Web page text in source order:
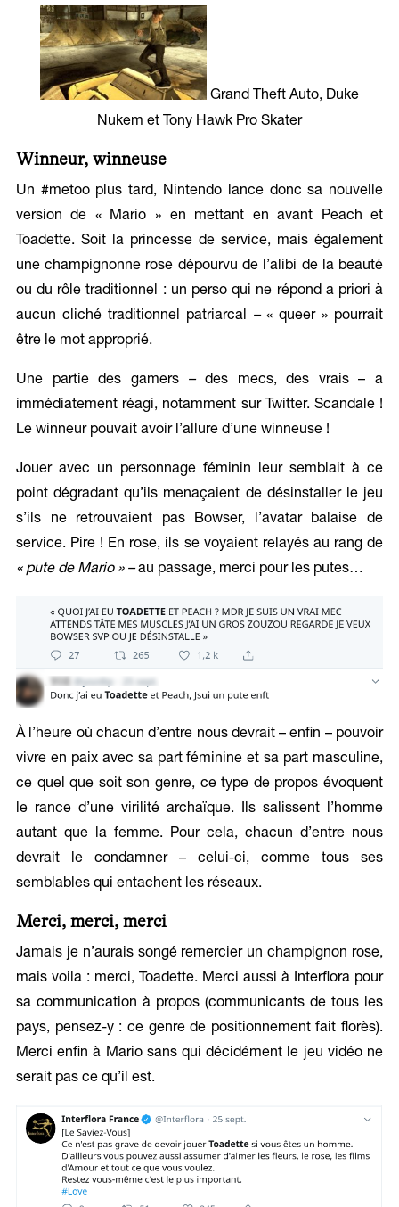
Grand Theft Auto, Duke
Nukem et Tony Hawk Pro Skater
Winneur, winneuse
Un #metoo plus tard, Nintendo lance donc sa nouvelle
version de « Mario » en mettant en avant Peach et
Toadette. Soit la princesse de service, mais également
une champignonne rose dépourvu de l’alibi de la beauté
ou du rôle traditionnel : un perso qui ne répond a priori à
aucun cliché traditionnel patriarcal –« queer » pourrait
être le mot approprié.
Une partie des gamers –des mecs, des vrais – a
immédiatement réagi, notamment sur Twitter. Scandale !
Le winneur pouvait avoir l’allure d’une winneuse !
Jouer avec un personnage féminin leur semblait à ce
point dégradant qu’ils menaçaient de désinstaller le jeu
s’ils ne retrouvaient pas Bowser, l’avatar balaise de
service. Pire ! En rose, ils se voyaient relayés au rang de
« pute de Mario » –au passage, merci pour les putes…
À l’heure où chacun d’entre nous devrait – enfin – pouvoir
vivre en paix avec sa part féminine et sa part masculine,
ce quel que soit son genre, ce type de propos évoquent
le rance d’une virilité archaïque. Ils salissent l’homme
autant que la femme. Pour cela, chacun d’entre nous
devrait le condamner – celui-ci, comme tous ses
semblables qui entachent les réseaux.
Merci, merci, merci
Jamais je n’aurais songé remercier un champignon rose,
mais voila : merci, Toadette. Merci aussi à Interflora pour
sa communication à propos (communicants de tous les
pays, pensez-y : ce genre de positionnement fait florès).
Merci enfin à Mario sans qui décidément le jeu vidéo ne
serait pas ce qu’il est.